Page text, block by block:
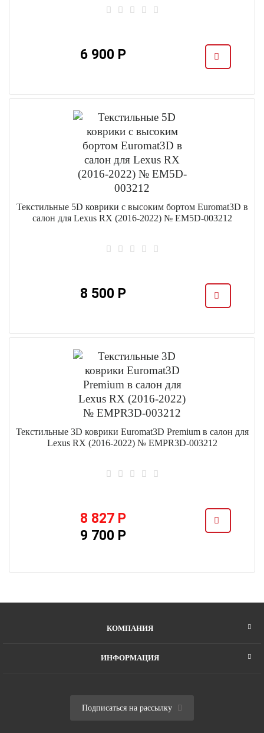
6 900 Р
Текстильные 5D коврики с высоким бортом Euromat3D в
салон для Lexus RX (2016-2022) № EM5D-003212
8 500 Р
Текстильные 3D коврики Euromat3D Premium в салон для
Lexus RX (2016-2022) № EMPR3D-003212
8 827 Р
9 700 Р
КОМПАНИЯ
ИНФОРМАЦИЯ
Подписаться на рассылку